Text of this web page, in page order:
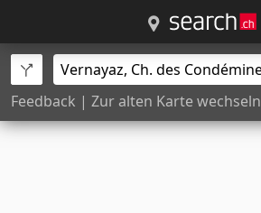
Feedback | Zur alten Karte wechseln